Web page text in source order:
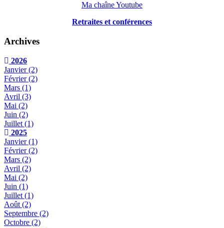
Ma chaîne Youtube
Retraites et conférences
Archives
2026
Janvier(2)
Février(2)
Mars (1)
Avril (3)
Mai (2)
Juin (2)
Juillet (1)
2025
Janvier(1)
Février(2)
Mars (2)
Avril (2)
Mai (2)
Juin (1)
Juillet (1)
Août (2)
Septembre (2)
Octobre (2)